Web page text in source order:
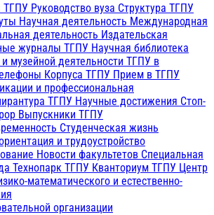
ТГПУ Руководство вуза Структура ТГПУ
Научная деятельность Международная
деятельность Издательская
журналы ТГПУ Научная библиотека
музейной деятельности ТГПУ в
Корпуса ТГПУ Прием в ТГПУ
и профессиональная
ТГПУ Научные достижения Стоп-
Выпускники ТГПУ
Студенческая жизнь
и трудоустройство
Новости факультетов Специальная
Технопарк ТГПУ Кванториум ТГПУ Центр
математического и естественно-
организации